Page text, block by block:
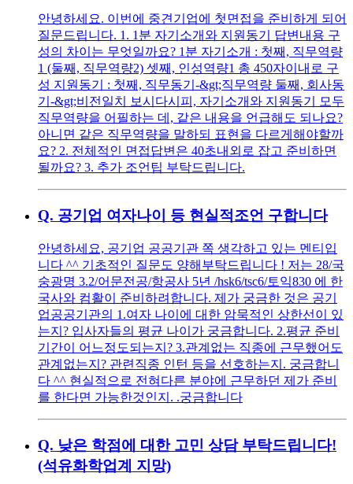
안녕하세요. 이번에 중견기업에 첫면접을 준비하게 되어
질문드립니다. 1. 1분 자기소개와 지원동기 답변내용 구
성의 차이는 무엇일까요? 1분 자기소개 : 첫째, 직무역량
1 (둘째, 직무역량2) 셋째, 인성역량1 총 450자이내로 구
성 지원동기 : 첫째, 직무동기-&gt;직무역량 둘째, 회사동
기-&gt;비전일치 보시다시피, 자기소개와 지원동기 모두
직무역량을 어필하는 데, 같은 내용을 언급해도 되나요?
아니면 같은 직무역량을 말하되 표현을 다르게해야할까
요? 2. 전체적인 면접답변은 40초내외로 잡고 준비하면
될까요? 3. 추가 조언팁 부탁드립니다.
Q. 공기업 여자나이 등 현실적조언 구합니다
안녕하세요, 공기업 공공기관 쪽 생각하고 있는 멘티입
니다 ^^ 기초적인 질문도 양해부탁드립니다 ! 저는 28/국
숭광명 3.2/어문전공/항공사 5년 /hsk6/tsc6/토익830 에 한
국사와 컴활이 준비하려합니다. 제가 궁금한 것은 공기
업공공기관의 1.여자 나이에 대한 암묵적인 상한선이 있
는지? 입사자들의 평균 나이가 궁금합니다. 2.평균 준비
기간이 어느정도되는지? 3.관계없는 직종에 근무했어도
관계없는지? 관련직종 인턴 등을 선호하는지. 궁금합니
다 ^^ 현실적으로 전혀다른 분야에 근무하던 제가 준비
를 한다면 가능한것인지. .궁금합니다
Q. 낮은 학점에 대한 고민 상담 부탁드립니다!
(석유화학업계 지망)